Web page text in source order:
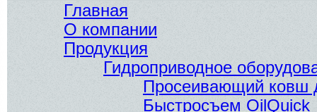
Главная
О компании
Продукция
Гидроприводное
Просеивающий ковш
Быстросъем OilQuick